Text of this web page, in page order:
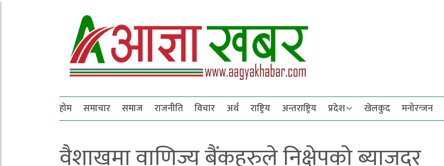
होम समाचार समाज राजनीति विचार अर्थ राष्ट्रिय अन्तराष्ट्रिय प्रदेश खेलकुद मनोरन्जन
वैशाखमा वाणिज्य बैंकहरुले निक्षेपको ब्याजदर